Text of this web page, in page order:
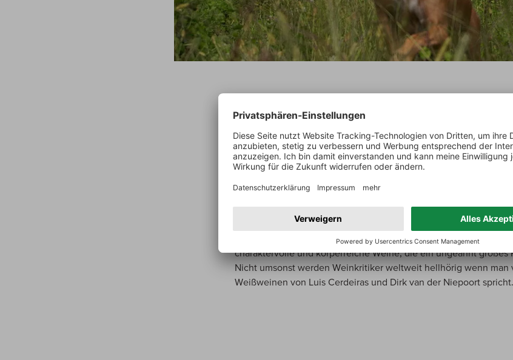
Meeresspiegel, geschützt von Bergketten im Norden und Süden.
herrschende Mikroklima versorgt die Trauben mit genau der
aus Regen, hohen Temperaturen und Sonnenschein. In
van der Niepoort bewirtschaftet Luis Cerdeira hier eine nur ein
Sorgfalt bei der Weinbergsarbeit und der Ernte ist der Schlüssel zur
überragenden Qualität. Die Trauben der 1974 gepflanzten
Verwendung von Körben mit extrem kleiner Kapazität von Hand
eine lange und schonende Fermentation. So entstehen aus der
charaktervolle und körperreiche Weine, die ein ungeahnt großes
Nicht umsonst werden Weinkritiker weltweit hellhörig wenn man
Weißweinen von Luis Cerdeiras und Dirk van der Niepoort spricht.